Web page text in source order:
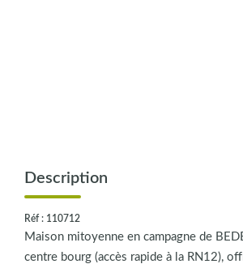
Description
Réf : 110712
Maison mitoyenne en campagne de
centre bourg (accès rapide à la RN12),